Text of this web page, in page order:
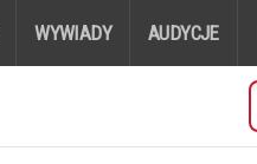
WYWIADY AUDYCJE